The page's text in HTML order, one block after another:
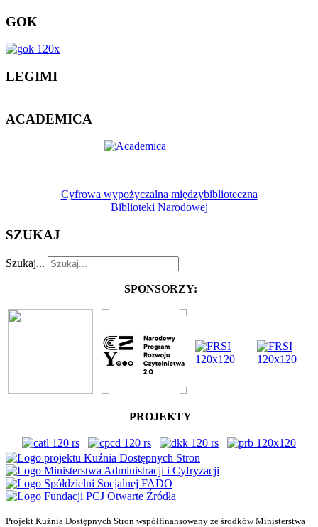
GOK
LEGIMI
ACADEMICA
Cyfrowa wypożyczalna międzybiblioteczna
Biblioteki Narodowej
SZUKAJ
Szukaj...
SPONSORZY:
PROJEKTY
Projekt Kuźnia Dostępnych Stron współfinansowany ze środków Ministerstwa